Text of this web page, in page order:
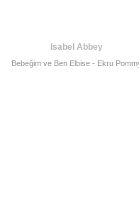
Isabel Abbey
Bebeğim ve Ben Elbise - Ekru